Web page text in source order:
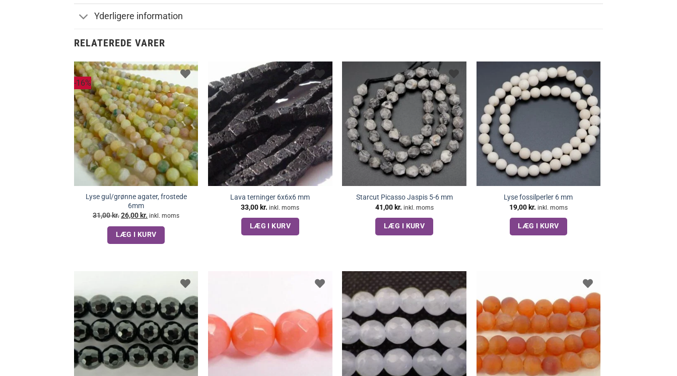
Yderligere information
RELATEREDE VARER
-16%
Lyse gul/grønne agater, frostede
6mm
31,00kr.Den
pris
var:
31,00 kr..
26,00 kr. Den
pris
er:
26,00 kr..
inkl. moms
LÆG I KURV
Lava terninger 6x6x6 mm
33,00 kr. inkl. moms
LÆG I KURV
Starcut Picasso Jaspis 5-6 mm
41,00 kr. inkl. moms
LÆG I KURV
Lyse fossilperler 6 mm
19,00 kr. inkl. moms
LÆG I KURV